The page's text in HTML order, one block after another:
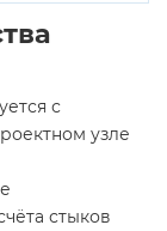
с
узле
стыков